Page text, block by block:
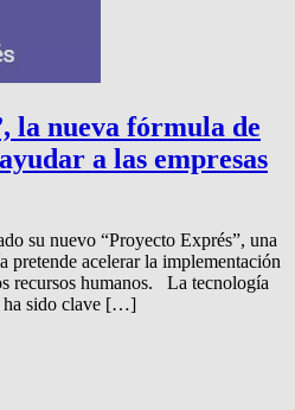
la nueva fórmula de
a las empresas
su nuevo “Proyecto Exprés”, una
pretende acelerar la implementación
recursos humanos. La tecnología
ha sido clave […]